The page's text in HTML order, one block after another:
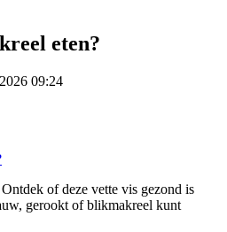
eten?
09:24
of deze vette vis gezond is
gerookt of blikmakreel kunt